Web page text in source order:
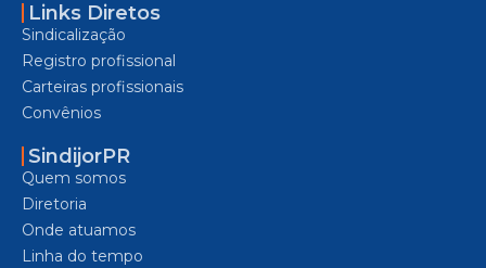
Links Diretos
Sindicalização
Registro profissional
Carteiras profissionais
Convênios
SindijorPR
Quem somos
Diretoria
Onde atuamos
Linha do tempo